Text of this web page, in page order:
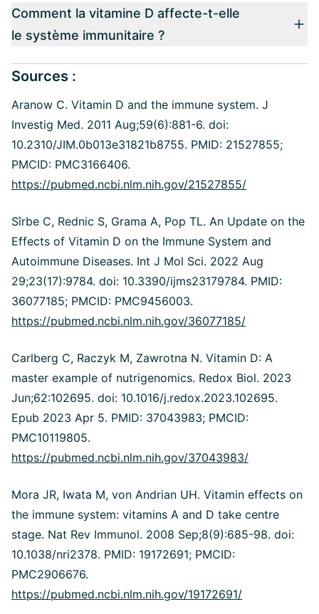
Comment la vitamine D affecte-t-elle
le système immunitaire ?
Sources :
Aranow C. Vitamin D and the immune system. J
Investig Med. 2011 Aug;59(6):881-6. doi:
10.2310/JIM.0b013e31821b8755. PMID: 21527855;
PMCID: PMC3166406.
https://pubmed.ncbi.nlm.nih.gov/21527855/
Sîrbe C, Rednic S, Grama A, Pop TL. An Update on the
Effects of Vitamin D on the Immune System and
Autoimmune Diseases. Int J Mol Sci. 2022 Aug
29;23(17):9784. doi: 10.3390/ijms23179784. PMID:
36077185; PMCID: PMC9456003.
https://pubmed.ncbi.nlm.nih.gov/36077185/
Carlberg C, Raczyk M, Zawrotna N. Vitamin D: A
master example of nutrigenomics. Redox Biol. 2023
Jun;62:102695. doi: 10.1016/j.redox.2023.102695.
Epub 2023 Apr 5. PMID: 37043983; PMCID:
PMC10119805.
https://pubmed.ncbi.nlm.nih.gov/37043983/
Mora JR, Iwata M, von Andrian UH. Vitamin effects on
the immune system: vitamins A and D take centre
stage. Nat Rev Immunol. 2008 Sep;8(9):685-98. doi:
10.1038/nri2378. PMID: 19172691; PMCID:
PMC2906676.
https://pubmed.ncbi.nlm.nih.gov/19172691/